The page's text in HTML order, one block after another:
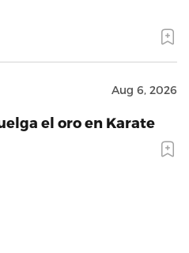
Aug 6, 2026
el oro en Karate